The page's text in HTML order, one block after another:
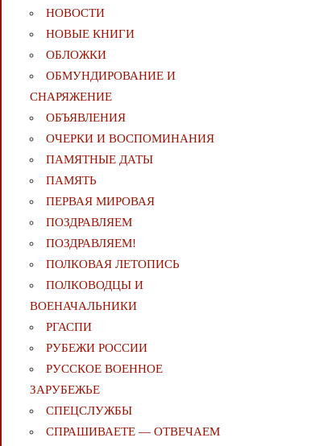
НОВОСТИ
НОВЫЕ КНИГИ
ОБЛОЖКИ
ОБМУНДИРОВАНИЕ И
СНАРЯЖЕНИЕ
ОБЪЯВЛЕНИЯ
ОЧЕРКИ И ВОСПОМИНАНИЯ
ПАМЯТНЫЕ ДАТЫ
ПАМЯТЬ
ПЕРВАЯ МИРОВАЯ
ПОЗДРАВЛЯЕМ
ПОЗДРАВЛЯЕМ!
ПОЛКОВАЯ ЛЕТОПИСЬ
ПОЛКОВОДЦЫ И
ВОЕНАЧАЛЬНИКИ
РГАСПИ
РУБЕЖИ РОССИИ
РУССКОЕ ВОЕННОЕ
ЗАРУБЕЖЬЕ
СПЕЦСЛУЖБЫ
СПРАШИВАЕТЕ — ОТВЕЧАЕМ